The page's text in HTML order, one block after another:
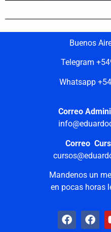
Buenos
Telegram
Whatsapp
Correo
Correo
Mandenos un
en pocas horas